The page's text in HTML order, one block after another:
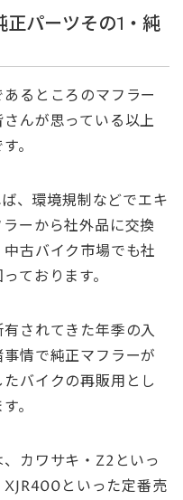
パーツその1・純
るところのマフラー
んが思っている以上
。
、環境規制などでエキ
ーから社外品に交換
古バイク市場でも社
ております。
されてきた年季の入
情で純正マフラーが
バイクの再販用とし
。
カワサキ・Z2といっ
といった定番売